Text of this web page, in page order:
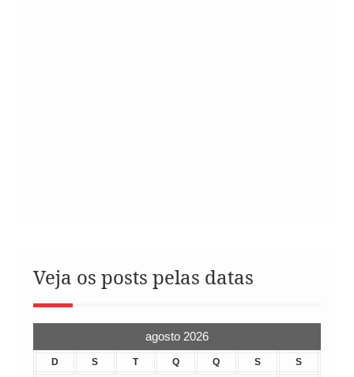
Veja os posts pelas datas
agosto 2026
D S T Q Q S
S